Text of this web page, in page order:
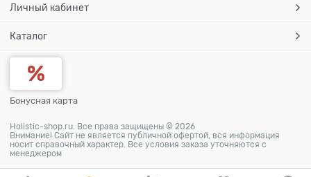
Личный кабинет
Каталог
Бонусная карта
Holistic-shop.ru. Все права защищены © 2026
Внимание! Сайт не является публичной офертой, вся информация
носит справочный характер. Все условия заказа уточняются с
менеджером